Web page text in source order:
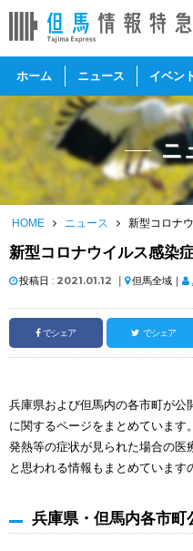
ホーム ニュース イベン
ニ
HOME ニュース 新型コロナ
新型コロナウイルス感染
投稿日 : 2021.01.12 ｜ 但馬全域｜
でシェア でシェア
兵庫県および但馬内の各市町が公
に関するページをまとめています。
発熱等の症状が見られた場合の医
と思われる情報もまとめています
兵庫県・但馬内各市町